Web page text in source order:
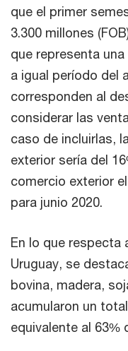
que el primer
3.300 millones
que representa
a igual período del
corresponden al
considerar las
caso de incluirlas,
exterior sería del
comercio exterior
para junio 2020.
En lo que respecta
Uruguay, se
bovina, madera,
acumularon un
equivalente al